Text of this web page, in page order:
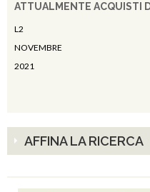
ATTUALMENTE ACQUISTI
L2
NOVEMBRE
2021
AFFINA LA RICERCA